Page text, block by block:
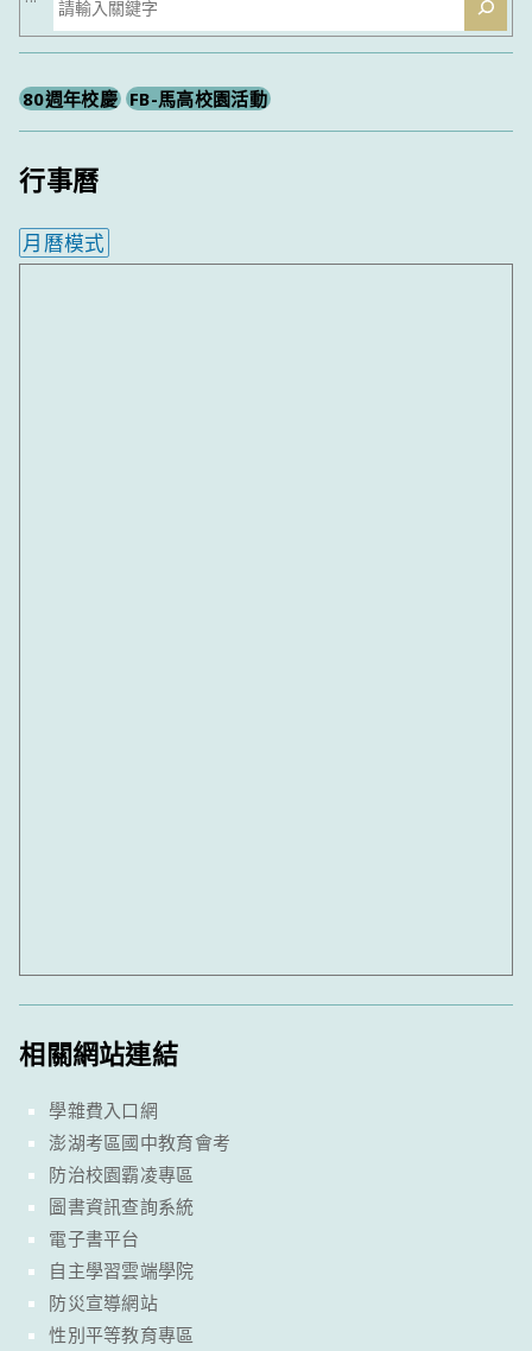
尋
80週年校慶 FB-馬高校園活動
行事曆
月曆模式
相關網站連結
學雜費入口網
澎湖考區國中教育會考
防治校園霸凌專區
圖書資訊查詢系統
電子書平台
自主學習雲端學院
防災宣導網站
性別平等教育專區